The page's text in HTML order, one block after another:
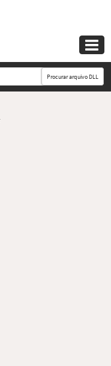

Procurar arquivo DLL